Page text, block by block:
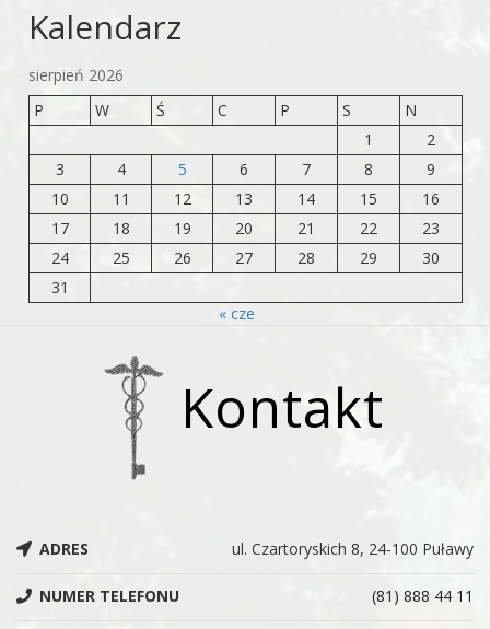
Kalendarz
sierpień 2026
P
W Ś C P S
N
1
2
3
4 5 6 7 8
9
10
11 12 13 14 15
16
17
18 19 20 21 22
23
24
25 26 27 28 29
30
31
« cze
Kontakt
ADRES ul. Czartoryskich 8, 24-100 Puławy
NUMER TELEFONU (81) 888 44 11